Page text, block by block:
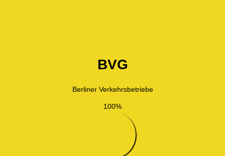
BVG
Berliner Verkehrsbetriebe
100%